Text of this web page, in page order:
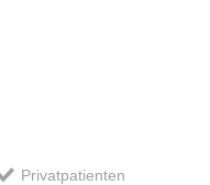
Privatpatienten